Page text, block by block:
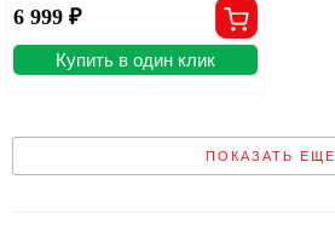
6 999 ₽
Купить в один клик
ПОКАЗАТЬ ЕЩЕ